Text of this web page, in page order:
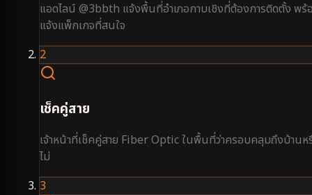
แอดไลน์ @3bbth แจ้งพื้นที่อำเภอกาบเชิงที่ต้องการติดตั้ง พร้
แจ้งแพ็กเกจที่สนใจ
2
เช็คคู่สาย
เจ้าหน้าที่เช็คคู่สาย Fiber Optic ในพื้นที่ว่าครอบคลุมถึงบ้านห
ไม่
3